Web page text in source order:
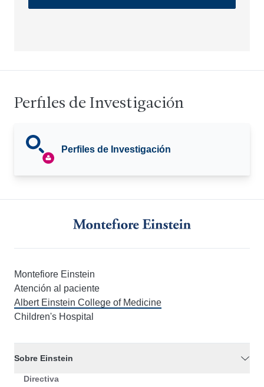
Perfiles de Investigación
Perfiles de Investigación
Montefiore Einstein
Atención al paciente
Albert Einstein College of Medicine
Children's Hospital
Sobre Einstein
Directiva